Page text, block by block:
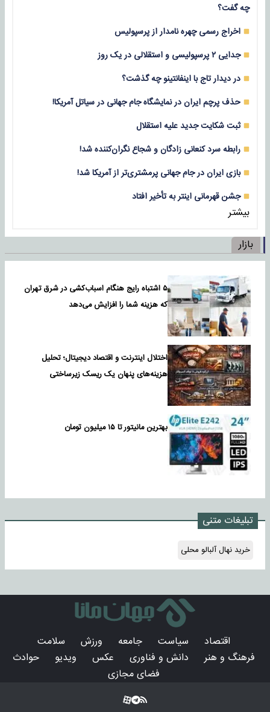
چه گفت؟
اخراج رسمی چهره نامدار از پرسپولیس
جدایی ۲ پرسپولیسی و استقلالی در یک روز
در دیدار تاج با اینفانتینو چه گذشت؟
حذف پرچم ایران در نمایشگاه جام جهانی در سیاتل آمریکا!
ثبت شکایت جدید علیه استقلال
رابطه سرد کنعانی زادگان و شجاع نگران‌کننده شد!
بازی‌ ایران در جام جهانی پرمشتری‌تر از آمریکا شد!
جشن قهرمانی اینتر به تأخیر افتاد
بیشتر
بازار
۵ اشتباه رایج هنگام اسباب‌کشی در شرق تهران
که هزینه شما را افزایش می‌دهد
اختلال اینترنت و اقتصاد دیجیتال؛ تحلیل
هزینه‌های پنهان یک ریسک زیرساختی
بهترین مانیتور تا ۱۵ میلیون تومان
تبلیغات متنی
خرید نهال آلبالو محلی
اقتصاد سیاست جامعه ورزش
سلامت
فرهنگ و هنر
دانش و فناوری عکس ویدیو
حوادث
فضای مجازی